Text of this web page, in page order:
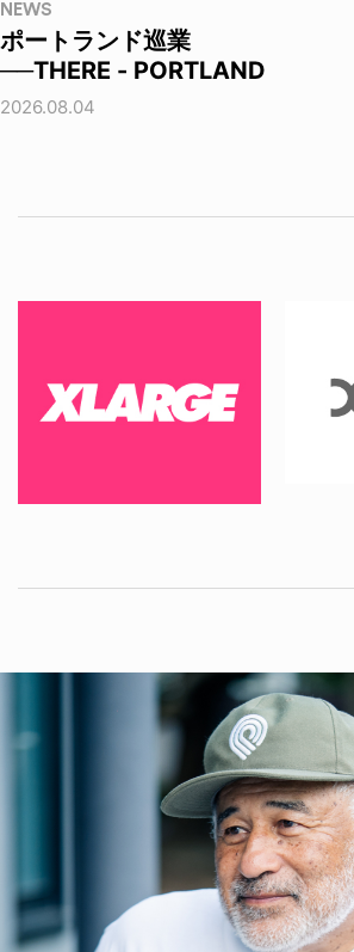
NEWS
ポートランド巡業
──THERE - PORTLAND
2026.08.04